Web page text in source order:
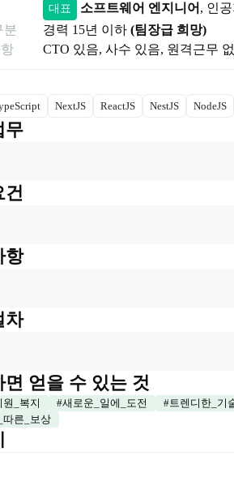
대표 소프트웨어 엔지니어 , 인
분
경력 15년 이하 (팀장급 희망)
CTO 있음, 사수 있음, 원격근무
NextJS ReactJS NestJS NodeJS
무
건
항
차
면 얻을 수 있는 것
원_복지 #새로운_일에_도전 #트렌디한_기
따른_보상